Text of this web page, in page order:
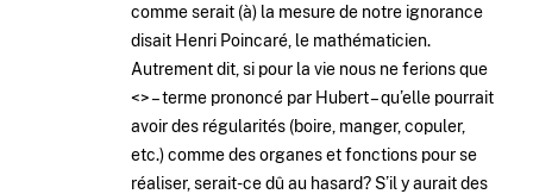
comme serait (à) la mesure de notre ignorance
disait Henri Poincaré, le mathématicien.
Autrement dit, si pour la vie nous ne ferions que
<> – terme prononcé par Hubert – qu’elle pourrait
avoir des régularités (boire, manger, copuler,
etc.) comme des organes et fonctions pour se
réaliser, serait-ce dû au hasard? S’il y aurait des